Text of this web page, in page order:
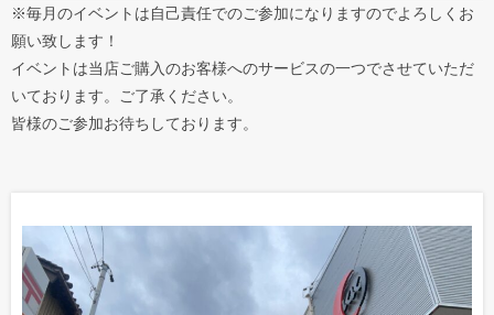
※毎月のイベントは自己責任でのご参加になりますのでよろしくお
願い致します！
イベントは当店ご購入のお客様へのサービスの一つでさせていただ
いております。ご了承ください。
皆様のご参加お待ちしております。